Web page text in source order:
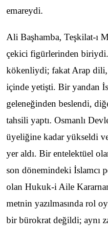
emareydi.
Ali Başhamba, Teşkilat-ı
çekici figürlerinden
kökenliydi; fakat Arap
içinde yetişti. Bir yandan
geleneğinden beslendi,
tahsili yaptı. Osmanlı
üyeliğine kadar yükseldi
yer aldı. Bir entelektüel
son dönemindeki İslamcı
olan Hukuk-i Aile
metnin yazılmasında rol
bir bürokrat değildi; aynı